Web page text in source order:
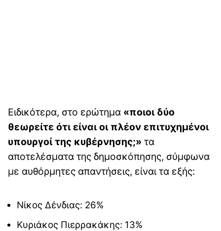
Ειδικότερα, στο ερώτημα «ποιοι δύο
θεωρείτε ότι είναι οι πλέον επιτυχημένοι
υπουργοί της κυβέρνησης;» τα
αποτελέσματα της δημοσκόπησης, σύμφωνα
με αυθόρμητες απαντήσεις, είναι τα εξής:
Νίκος Δένδιας: 26%
Κυριάκος Πιερρακάκης: 13%